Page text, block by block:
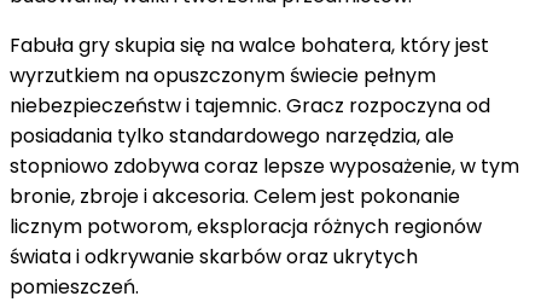
Fabuła gry skupia się na walce bohatera, który jest
wyrzutkiem na opuszczonym świecie pełnym
niebezpieczeństw i tajemnic. Gracz rozpoczyna od
posiadania tylko standardowego narzędzia, ale
stopniowo zdobywa coraz lepsze wyposażenie, w tym
bronie, zbroje i akcesoria. Celem jest pokonanie
licznym potworom, eksploracja różnych regionów
świata i odkrywanie skarbów oraz ukrytych
pomieszczeń.